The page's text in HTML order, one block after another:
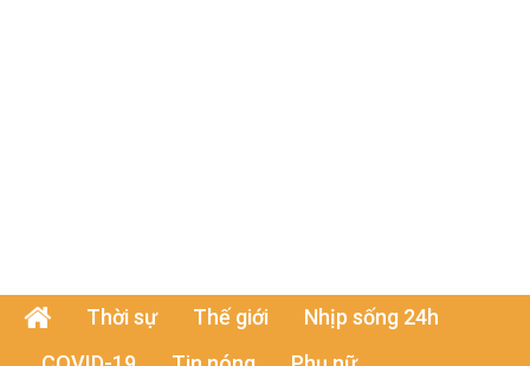
Thời sự Thế giới
Nhịp sống 24h